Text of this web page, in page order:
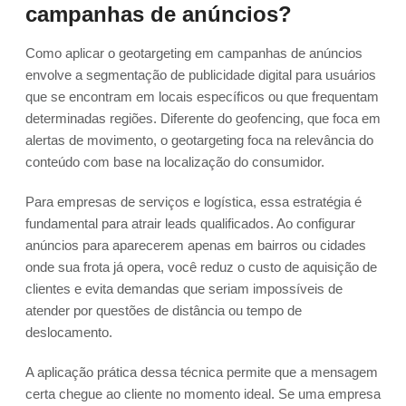
campanhas de anúncios?
Como aplicar o geotargeting em campanhas de anúncios
envolve a segmentação de publicidade digital para usuários
que se encontram em locais específicos ou que frequentam
determinadas regiões. Diferente do geofencing, que foca em
alertas de movimento, o geotargeting foca na relevância do
conteúdo com base na localização do consumidor.
Para empresas de serviços e logística, essa estratégia é
fundamental para atrair leads qualificados. Ao configurar
anúncios para aparecerem apenas em bairros ou cidades
onde sua frota já opera, você reduz o custo de aquisição de
clientes e evita demandas que seriam impossíveis de
atender por questões de distância ou tempo de
deslocamento.
A aplicação prática dessa técnica permite que a mensagem
certa chegue ao cliente no momento ideal. Se uma empresa